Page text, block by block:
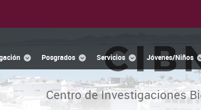
Posgrados Servicios Jóvenes/Niños
Centro de Investigaciones